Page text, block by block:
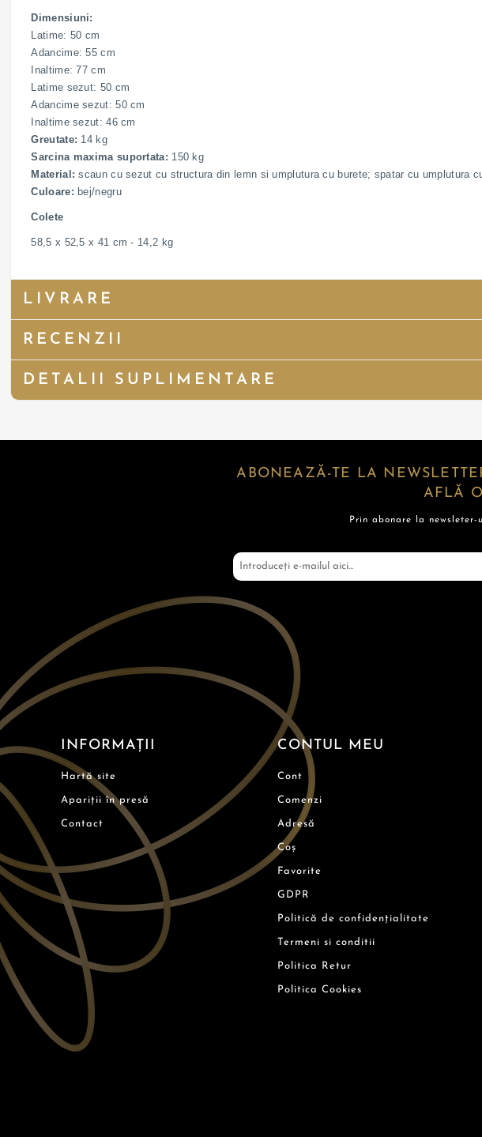
Dimensiuni:
Latime: 50 cm
Adancime: 55 cm
Inaltime: 77 cm
Latime sezut: 50 cm
Adancime sezut: 50 cm
Inaltime sezut: 46 cm
Greutate: 14 kg
Sarcina maxima suportata: 150 kg
Material: scaun cu sezut cu structura din lemn si umplutura cu burete; spatar cu umplutura
Culoare: bej/negru
Colete
58,5 x 52,5 x 41 cm - 14,2 kg
LIVRARE
RECENZII
DETALII SUPLIMENTARE
ABONEAZĂ-TE LA
AFLĂ
Prin abonare la newsleter-
INFORMAȚII
Hartă site
Apariții în presă
Contact
CONTUL MEU
Cont
Comenzi
Adresă
Coș
Favorite
GDPR
Politică de confidențialitate
Termeni si conditii
Politica Retur
Politica Cookies